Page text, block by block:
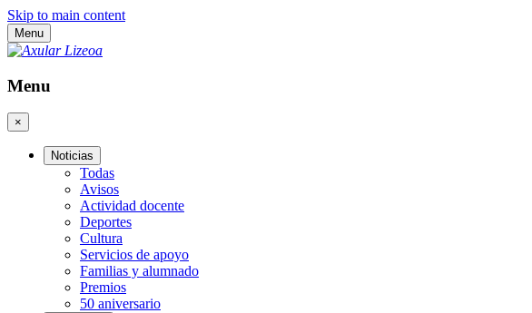
Skip to main content
Menu
Menu
×
Noticias
Todas
Avisos
Actividad docente
Deportes
Cultura
Servicios de apoyo
Familias y alumnado
Premios
50 aniversario